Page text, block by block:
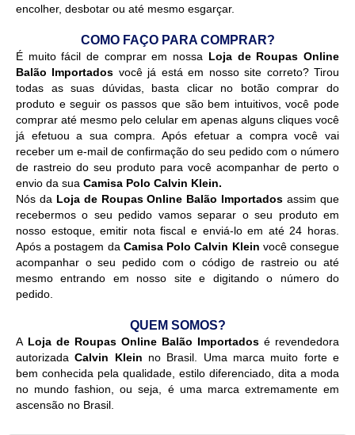
encolher, desbotar ou até mesmo esgarçar.
COMO FAÇO PARA COMPRAR?
É muito fácil de comprar em nossa Loja de Roupas Online
Balão Importados você já está em nosso site correto? Tirou
todas as suas dúvidas, basta clicar no botão comprar do
produto e seguir os passos que são bem intuitivos, você pode
comprar até mesmo pelo celular em apenas alguns cliques você
já efetuou a sua compra. Após efetuar a compra você vai
receber um e-mail de confirmação do seu pedido com o número
de rastreio do seu produto para você acompanhar de perto o
envio da sua Camisa Polo Calvin Klein.
Nós da Loja de Roupas Online Balão Importadosassim que
recebermos o seu pedido vamos separar o seu produto em
nosso estoque, emitir nota fiscal e enviá-lo em até 24 horas.
Após a postagem da Camisa Polo Calvin Klein você consegue
acompanhar o seu pedido com o código de rastreio ou até
mesmo entrando em nosso site e digitando o número do
pedido.
QUEM SOMOS?
A Loja de Roupas Online Balão Importados é revendedora
autorizadaCalvin Klein no Brasil. Uma marca muito forte e
bem conhecida pela qualidade, estilo diferenciado, dita a moda
no mundo fashion, ou seja, é uma marca extremamente em
ascensão no Brasil.